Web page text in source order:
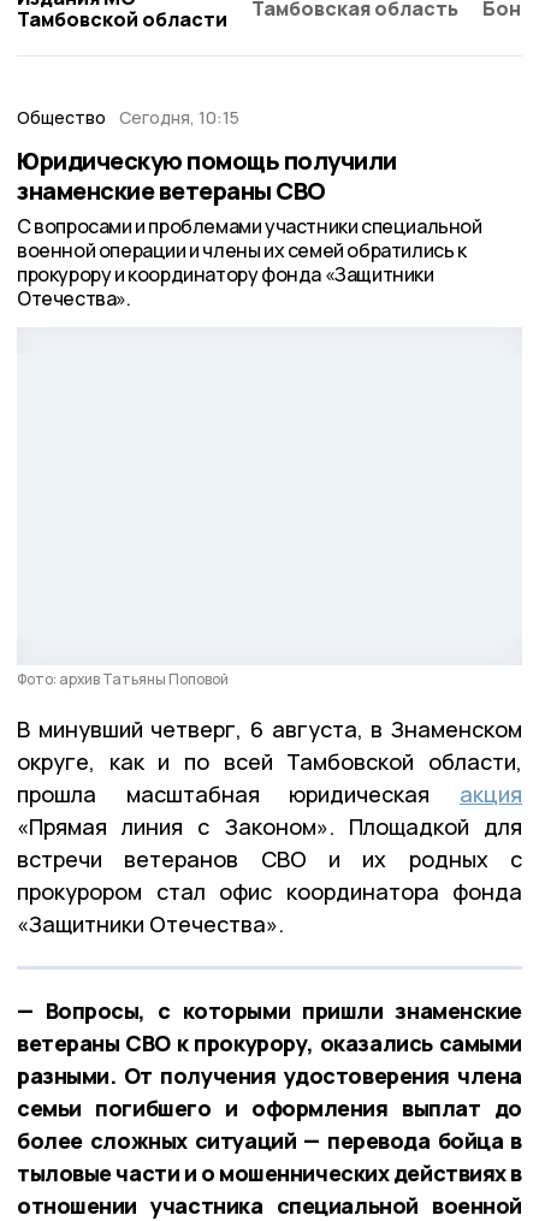
Тамбовской области
Тамбовская область
Общество Сегодня, 10:15
Юридическую помощь получили
знаменские ветераны СВО
С вопросами и проблемами участники специальной
военной операции и члены их семей обратились к
прокурору и координатору фонда «Защитники
Отечества».
Фото: архив Татьяны Поповой
В минувший четверг, 6 августа, в Знаменском
округе, как и по всей Тамбовской области,
прошла масштабная юридическая акция
«Прямая линия с Законом». Площадкой для
встречи ветеранов СВО и их родных с
прокурором стал офис координатора фонда
«Защитники Отечества».
— Вопросы, с которыми пришли знаменские
ветераны СВО к прокурору, оказались самыми
разными. От получения удостоверения члена
семьи погибшего и оформления выплат до
более сложных ситуаций — перевода бойца в
тыловые части и о мошеннических действиях в
отношении участника специальной военной